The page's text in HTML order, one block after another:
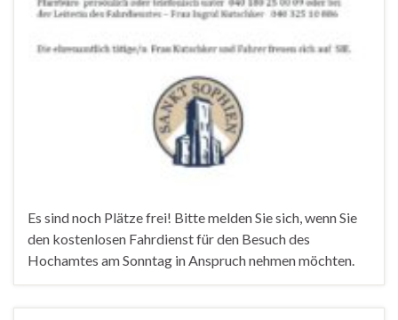
Es sind noch Plätze frei! Bitte melden Sie sich, wenn Sie
den kostenlosen Fahrdienst für den Besuch des
Hochamtes am Sonntag in Anspruch nehmen möchten.